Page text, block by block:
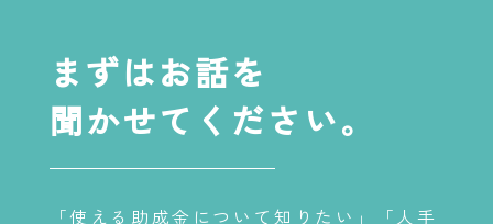
まずはお話を
聞かせてください。
「使える助成金について知りたい」「人手